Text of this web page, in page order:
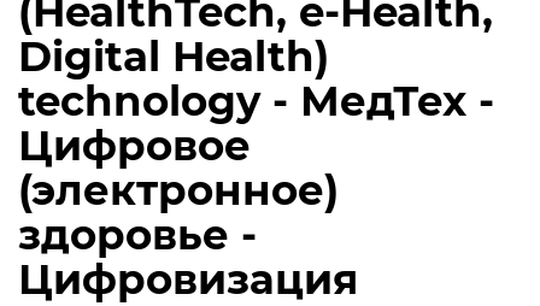
(HealthTech, e-Health,
Digital Health)
technology - МедТех -
Цифровое
(электронное)
здоровье -
Цифровизация